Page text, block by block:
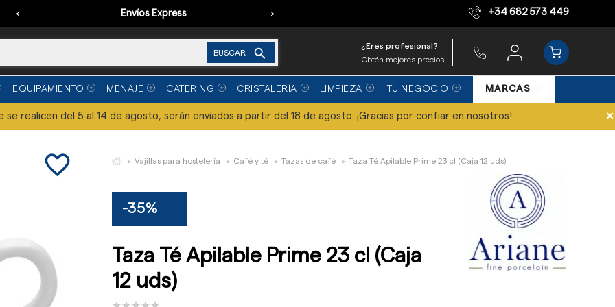
Envíos Express Equipo de expertos
‹ › +34 682 573 449
BUSCAR 
¿Eres profesional?
Obtén mejores precios
EQUIPAMIENTO MENAJE CATERING CRISTALERÍA LIMPIEZA TU NEGOCIO MARCAS
se realicen del 5 al 14 de agosto, serán enviados a partir del 18 de agosto. ¡Gracias por confiar en nosotros! ×
favorite_border Vajillas para hostelería Café y té Tazas de café Taza Té Apilable Prime 23 cl (Caja 12 uds)
-35%
Taza Té Apilable Prime 23 cl (Caja
12 uds)